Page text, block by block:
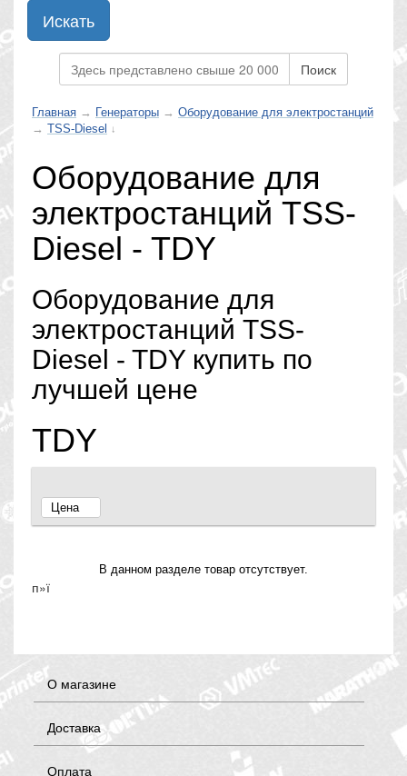
Искать
Поиск
Главная → Генераторы → Оборудование для электростанций
→ TSS-Diesel ↓
Оборудование для
электростанций TSS-
Diesel - TDY
Оборудование для
электростанций TSS-
Diesel - TDY купить по
лучшей цене
TDY
Цена
В данном разделе товар отсутствует.
п»ї
О магазине
Доставка
Оплата